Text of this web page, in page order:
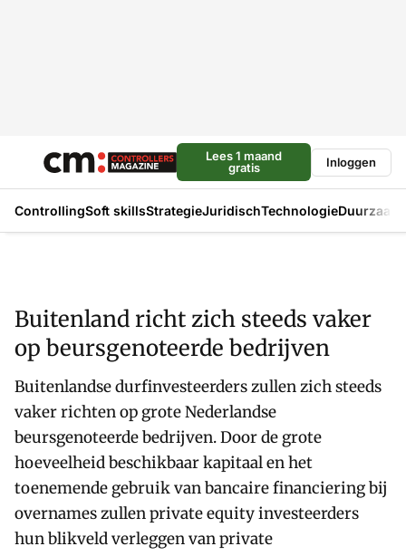
Lees 1 maand
gratis
Inloggen
ControllingSoft skillsStrategieJuridischTechnologie
Buitenland richt zich steeds vaker
op beursgenoteerde bedrijven
Buitenlandse durfinvesteerders zullen zich steeds
vaker richten op grote Nederlandse
beursgenoteerde bedrijven. Door de grote
hoeveelheid beschikbaar kapitaal en het
toenemende gebruik van bancaire financiering bij
overnames zullen private equity investeerders
hun blikveld verleggen van private